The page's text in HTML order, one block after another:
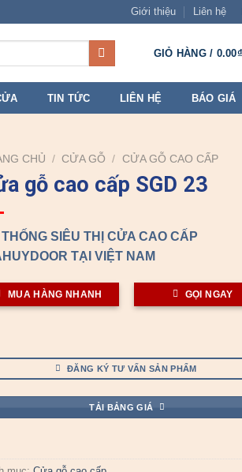
Giới thiệu Liên hệ
GIỎ HÀNG / 0.00₫
TIN TỨC LIÊN HỆ BÁO GIÁ
CHỦ / CỬA GỖ / CỬA GỖ CAO CẤP
gỗ cao cấp SGD 23
THỐNG SIÊU THỊ CỬA CAO CẤP
TẠI VIỆT NAM
MUA HÀNG NHANH GỌI NGAY
ĐĂNG KÝ TƯ VẤN SẢN PHẨM
TẢI BẢNG GIÁ